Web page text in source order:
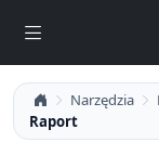
Narzędzia
Raport